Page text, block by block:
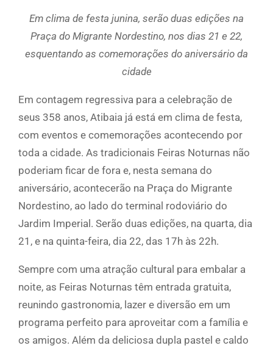
Em clima de festa junina, serão duas edições na
Praça do Migrante Nordestino, nos dias 21 e 22,
esquentando as comemorações do aniversário da
cidade
Em contagem regressiva para a celebração de
seus 358 anos, Atibaia já está em clima de festa,
com eventos e comemorações acontecendo por
toda a cidade. As tradicionais Feiras Noturnas não
poderiam ficar de fora e, nesta semana do
aniversário, acontecerão na Praça do Migrante
Nordestino, ao lado do terminal rodoviário do
Jardim Imperial. Serão duas edições, na quarta, dia
21, e na quinta-feira, dia 22, das 17h às 22h.
Sempre com uma atração cultural para embalar a
noite, as Feiras Noturnas têm entrada gratuita,
reunindo gastronomia, lazer e diversão em um
programa perfeito para aproveitar com a família e
os amigos. Além da deliciosa dupla pastel e caldo